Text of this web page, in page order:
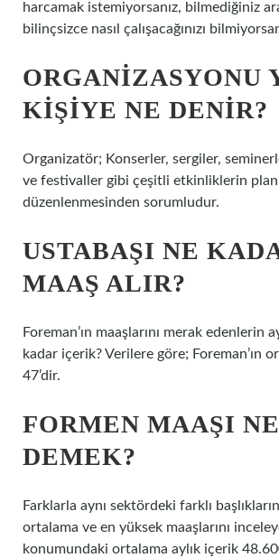
harcamak istemiyorsanız, bilmediğiniz
bilinçsizce nasıl çalışacağınızı
ORGANIZASYONU
KIŞIYE NE DENIR?
Organizatör; Konserler, sergiler,
ve festivaller gibi çeşitli etkinliklerin
düzenlenmesinden sorumludur.
USTABAŞI NE
MAAŞ ALIR?
Foreman’ın maaşlarını merak edenlerin
kadar içerik? Verilere göre; Foreman’ın
47’dir.
FORMEN MAAŞI NE
DEMEK?
Farklarla aynı sektördeki farklı
ortalama ve en yüksek maaşlarını
konumundaki ortalama aylık içerik